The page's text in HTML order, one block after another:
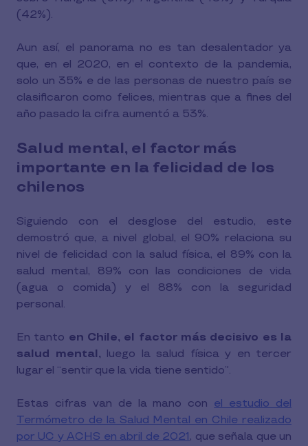
(42%).
Aun así, el panorama no es tan desalentador ya
que, en el 2020, en el contexto de la pandemia,
solo un 35% e de las personas de nuestro país se
clasificaron como felices, mientras que a fines del
año pasado la cifra aumentó a 53%.
Salud mental, el factor más
importante en la felicidad de los
chilenos
Siguiendo con el desglose del estudio, este
demostró que, a nivel global, el 90% relaciona su
nivel de felicidad con la salud física, el 89% con la
salud mental, 89% con las condiciones de vida
(agua o comida) y el 88% con la seguridad
personal.
En tanto en Chile, el factor más decisivo es la
salud mental, luego la salud física y en tercer
lugar el “sentir que la vida tiene sentido”.
Estas cifras van de la mano con el estudio del
Termómetro de la Salud Mental en Chile realizado
por UC y ACHS en abril de 2021, que señala que un